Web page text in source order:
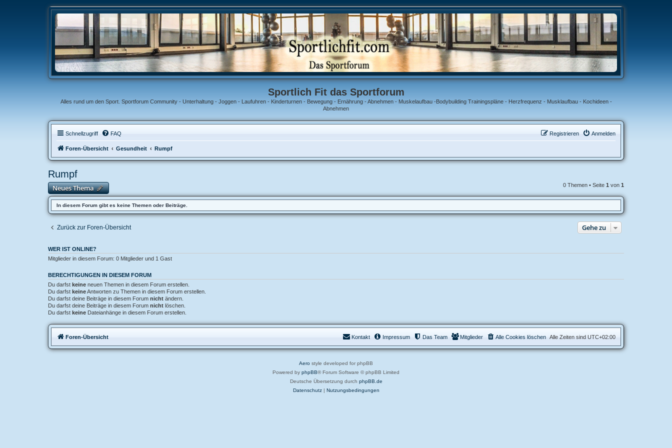
Sportlich Fit das Sportforum
Alles rund um den Sport. Sportforum Community - Unterhaltung - Joggen - Laufuhren - Kinderturnen - Bewegung - Ernährung - Abnehmen - Muskelaufbau -Bodybuilding Trainingspläne - Herzfrequenz - Musklaufbau - Kochideen -
Abnehmen
Schnellzugriff FAQ Anmelden
Registrieren
Foren-Übersicht Gesundheit Rumpf
Rumpf
Neues Thema 0 Themen • Seite 1 von 1
In diesem Forum gibt es keine Themen oder Beiträge.
Zurück zur Foren-Übersicht Gehe zu
WER IST ONLINE?
Mitglieder in diesem Forum: 0 Mitglieder und 1 Gast
BERECHTIGUNGEN IN DIESEM FORUM
Du darfst keine neuen Themen in diesem Forum erstellen.
Du darfst keineAntworten zu Themen in diesem Forum erstellen.
Du darfst deine Beiträge in diesem Forum nicht ändern.
Du darfst deine Beiträge in diesem Forum nicht löschen.
Du darfst keine Dateianhänge in diesem Forum erstellen.
Foren-Übersicht Alle Zeiten sind UTC+02:00
Alle Cookies löschen
Mitglieder
Das Team
Impressum
Kontakt
Aero style developed for phpBB
Powered by phpBB® Forum Software © phpBB Limited
Deutsche Übersetzung durch phpBB.de
Datenschutz| Nutzungsbedingungen